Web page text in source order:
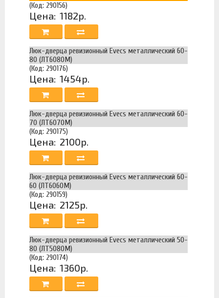
(Код: 290156)
Цена: 1182р.
Люк-дверца ревизионный Evecs металлический 60-
80 (ЛТ6080М)
(Код: 290176)
Цена: 1454р.
Люк-дверца ревизионный Evecs металлический 60-
70 (ЛТ6070М)
(Код: 290175)
Цена: 2100р.
Люк-дверца ревизионный Evecs металлический 60-
60 (ЛТ6060М)
(Код: 290159)
Цена: 2125р.
Люк-дверца ревизионный Evecs металлический 50-
80 (ЛТ5080М)
(Код: 290174)
Цена: 1360р.